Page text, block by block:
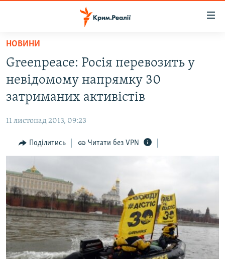
Перейти
основного
матеріалу
до
основної
Перейти
до
пошуку
ВОДА.КРИМ
БЛОГИ
ПОГЛЯД
ІНТЕРВ'Ю
ВСЕ ЗА ДЕНЬ
СПЕЦПРОЕКТИ
ДЕПОРТАЦІЯ
ВІДЕОУРОКИ «ELIFBE»
СВІДЧЕННЯ ОКУПАЦІЇ
ЯК ОБІЙТИ БЛОКУВАННЯ
Русский
НОВИНИ
Greenpeace: Росія перевозить у
невідомому напрямку 30
затриманих активістів
11 листопад 2013, 09:23
Поділитись Читати без VPN